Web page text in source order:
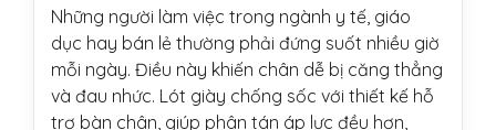
Những người làm việc trong ngành y tế, giáo
dục hay bán lẻ thường phải đứng suốt nhiều giờ
mỗi ngày. Điều này khiến chân dễ bị căng thẳng
và đau nhức. Lót giày chống sốc với thiết kế hỗ
trợ bàn chân, giúp phân tán áp lực đều hơn,